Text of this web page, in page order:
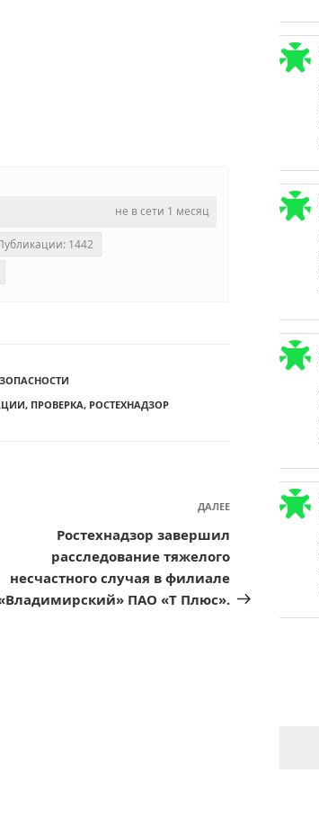
не в сети 1 месяц
1442
, ПРОВЕРКА, РОСТЕХНАДЗОР
Следующая
ДАЛЕЕ
Ростехнадзор завершил
расследование тяжелого
несчастного случая в филиале
ПАО «Т Плюс».